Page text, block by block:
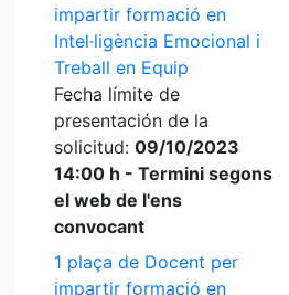
impartir formació en
Intel·ligència Emocional i
Treball en Equip
Fecha límite de
presentación de la
solicitud: 09/10/2023
14:00 h - Termini segons
el web de l'ens
convocant
1 plaça de Docent per
impartir formació en